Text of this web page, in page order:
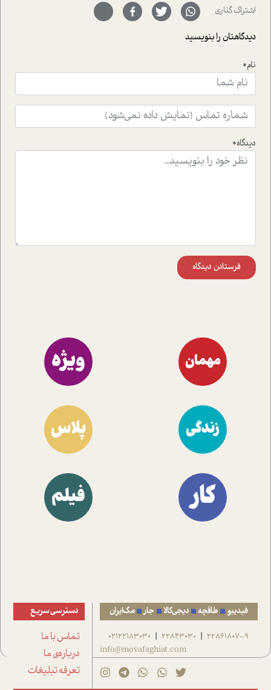
سر نهاده است و نیز کرامت عزیز زاده؛ سفیر صلح و دوستی که
با رکاب زدن در بیش از هفتاد کشور و کاشتن درخت، به نماد
حمایت از محیط زیست و منابع طبیعی تبدیل گشته
است.فصل روایت اجنبی ها در این شماره به دو موضوع
ای که به زندگی شگفت انگیز جین گودال و تاثیرات کاوش های
ایشان در حوزه ی شامپانزه ها بر زندگی امروزی ما نگاهی
افکنده است.فصل اتاق 333 شما را پای صحبت یک تجربه ی
واقعی در ارتباط با اختلال شخصیت اسکزوئید و مشکلات و نیز
راهکارهای حل آن قرار می دهد که در اتاق درمان اتفاق افتاده
موثرترین راهکارهای استفاده از هوش مصنوعی در حوزه های
اشتراک گذاری
دیدگاهتان را بنویسید
نام*
دیدگاه*
فرستادن دیدگاه
مهمان ویژه
زندگی پلاس
کار فیلم
فیدیبو طاقچه دیجی‌کالا جار مگ‌ایران
22861807-9
|
22843030
|
02122183030
info@movafaghiat.com
دسترسی سریع
تماس با ما
درباره‌ی ما
تعرفه تبلیغات